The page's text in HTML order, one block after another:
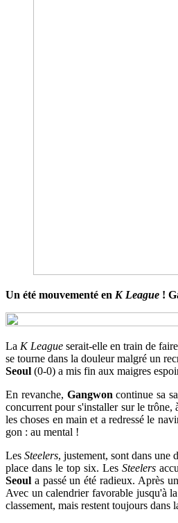
Un été mouvementé en K League !
La K League serait-elle en train de
se tourne dans la douleur malgré un
Seoul (0-0) a mis fin aux maigres
En revanche, Gangwon continue sa
concurrent pour s'installer sur le trône,
les choses en main et a redressé le
gon : au mental !
Les Steelers, justement, sont dans une
place dans le top six. LesSteelers
Seoul a passé un été radieux. Après
Avec un calendrier favorable jusqu'à
classement, mais restent toujours